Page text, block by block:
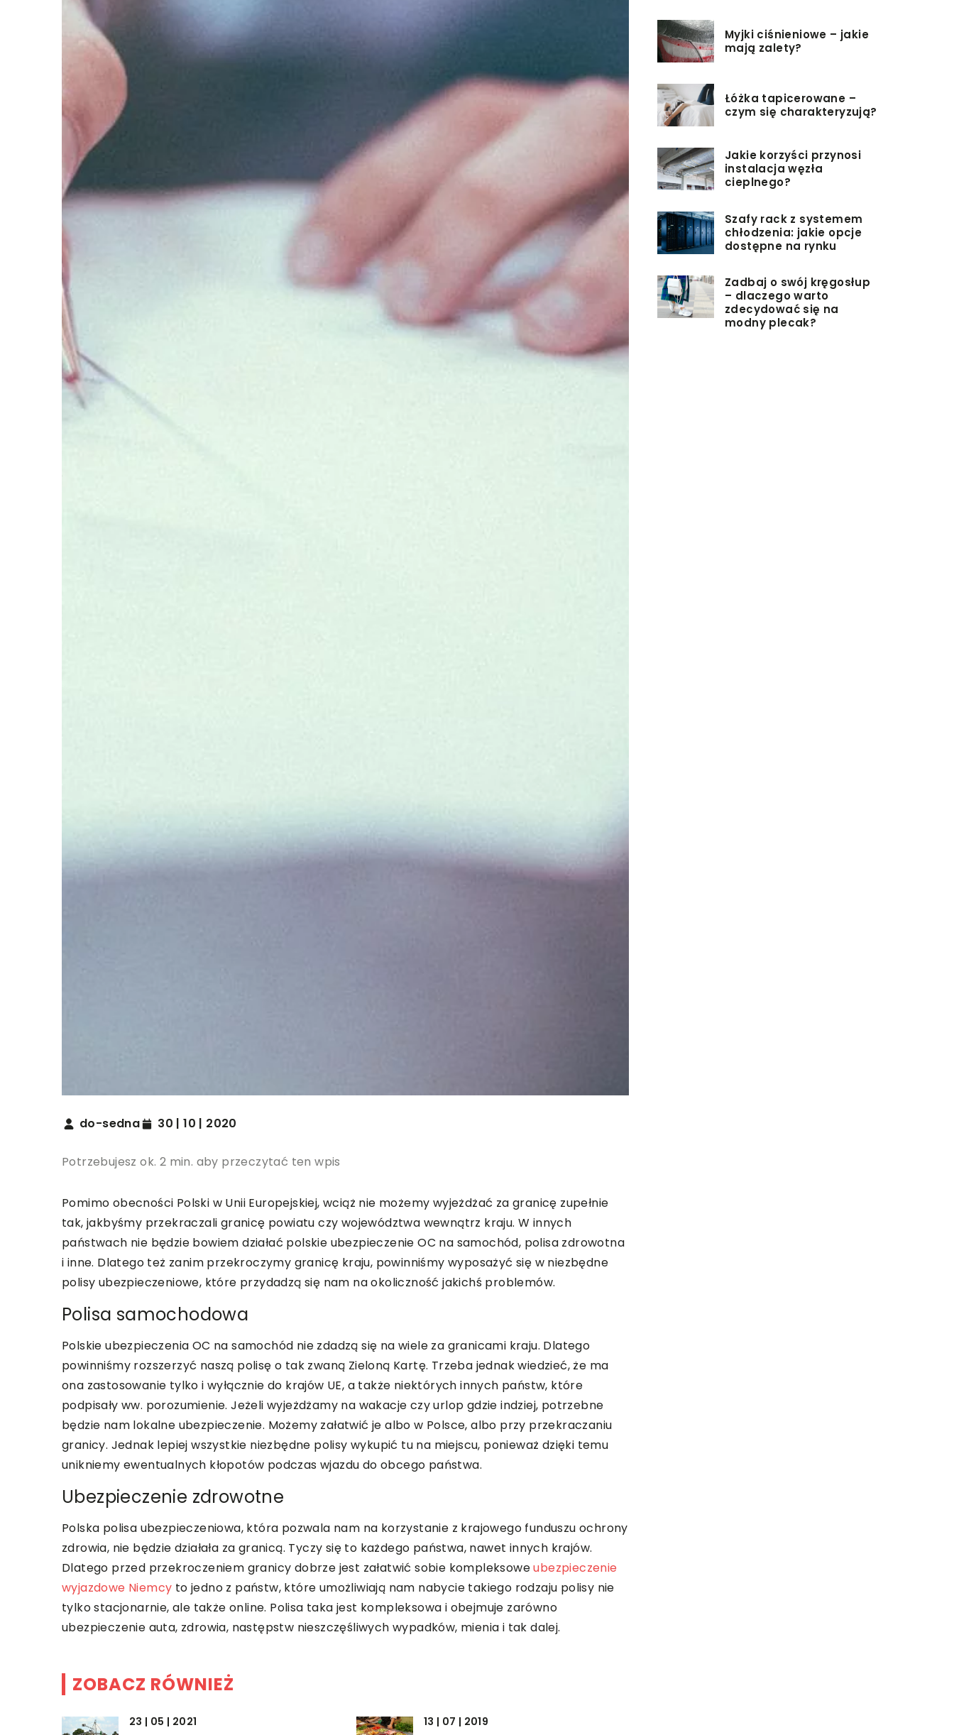
do-sedna 30 | 10 | 2020
Potrzebujesz ok. 2 min. aby przeczytać ten wpis
Pomimo obecności Polski w Unii Europejskiej, wciąż nie możemy wyjeżdżać za granicę zupełnie
tak, jakbyśmy przekraczali granicę powiatu czy województwa wewnątrz kraju. W innych
państwach nie będzie bowiem działać polskie ubezpieczenie OC na samochód, polisa zdrowotna
i inne. Dlatego też zanim przekroczymy granicę kraju, powinniśmy wyposażyć się w niezbędne
polisy ubezpieczeniowe, które przydadzą się nam na okoliczność jakichś problemów.
Polisa samochodowa
Polskie ubezpieczenia OC na samochód nie zdadzą się na wiele za granicami kraju. Dlatego
powinniśmy rozszerzyć naszą polisę o tak zwaną Zieloną Kartę. Trzeba jednak wiedzieć, że ma
ona zastosowanie tylko i wyłącznie do krajów UE, a także niektórych innych państw, które
podpisały ww. porozumienie. Jeżeli wyjeżdżamy na wakacje czy urlop gdzie indziej, potrzebne
będzie nam lokalne ubezpieczenie. Możemy załatwić je albo w Polsce, albo przy przekraczaniu
granicy. Jednak lepiej wszystkie niezbędne polisy wykupić tu na miejscu, ponieważ dzięki temu
unikniemy ewentualnych kłopotów podczas wjazdu do obcego państwa.
Ubezpieczenie zdrowotne
Polska polisa ubezpieczeniowa, która pozwala nam na korzystanie z krajowego funduszu ochrony
zdrowia, nie będzie działała za granicą. Tyczy się to każdego państwa, nawet innych krajów.
Dlatego przed przekroczeniem granicy dobrze jest załatwić sobie kompleksoweubezpieczenie
wyjazdowe Niemcy to jedno z państw, które umożliwiają nam nabycie takiego rodzaju polisy nie
tylko stacjonarnie, ale także online. Polisa taka jest kompleksowa i obejmuje zarówno
ubezpieczenie auta, zdrowia, następstw nieszczęśliwych wypadków, mienia i tak dalej.
ZOBACZ RÓWNIEŻ
23 | 05 | 2021 13 | 07 | 2019
Myjki ciśnieniowe – jakie
mają zalety?
Łóżka tapicerowane –
czym się charakteryzują?
Jakie korzyści przynosi
instalacja węzła
cieplnego?
Szafy rack z systemem
chłodzenia: jakie opcje
dostępne na rynku
Zadbaj o swój kręgosłup
– dlaczego warto
zdecydować się na
modny plecak?